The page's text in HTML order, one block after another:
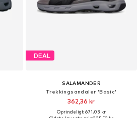
DEAL
SALAMANDER
Trekkingsandaler 'Basic'
362,36 kr
Oprindeligt: 671,03 kr